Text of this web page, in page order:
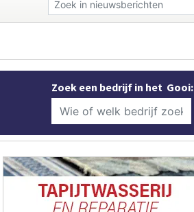
Zoek een bedrijf in het Gooi: